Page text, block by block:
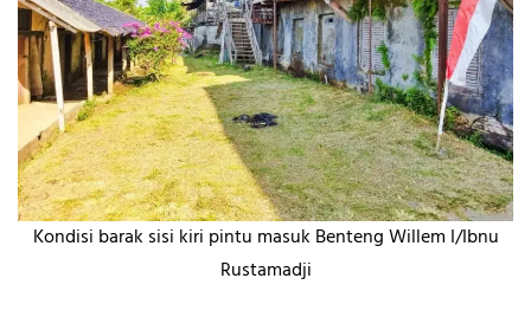
Kondisi barak sisi kiri pintu masuk Benteng Willem I/Ibnu
Rustamadji